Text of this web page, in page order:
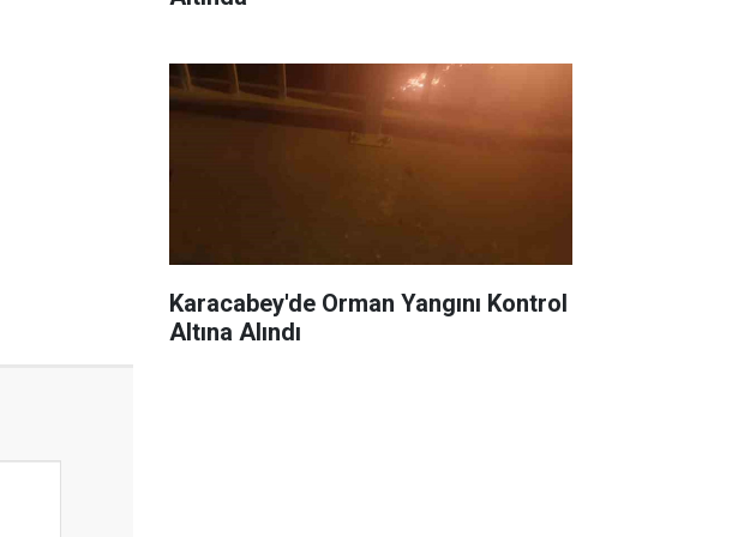
Karacabey'de Orman Yangını Kontrol
Altına Alındı